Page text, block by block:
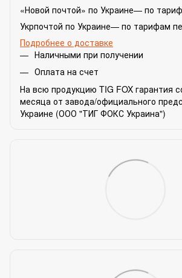
«Новой почтой» по Украине— по
Укрпочтой по Украине— по тарифам
Подробнее о доставке
Наличными при получении
Оплата на счет
На всю продукцию TIG FOX гарантия
месяца от завода/официального
Украине (ООО "ТИГ ФОКС Украина")